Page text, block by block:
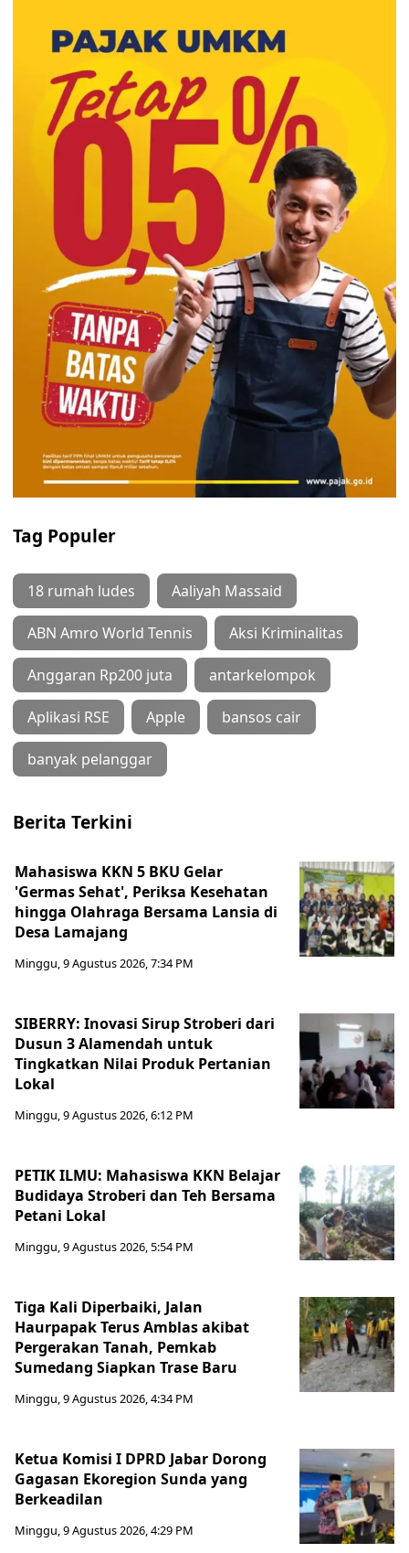
Tag Populer
18 rumah ludes Aaliyah Massaid
ABN Amro World Tennis Aksi Kriminalitas
Anggaran Rp200 juta antarkelompok
Aplikasi RSE Apple bansos cair
banyak pelanggar
Berita Terkini
Mahasiswa KKN 5 BKU Gelar
'Germas Sehat', Periksa Kesehatan
hingga Olahraga Bersama Lansia di
Desa Lamajang
Minggu, 9 Agustus 2026, 7:34 PM
SIBERRY: Inovasi Sirup Stroberi dari
Dusun 3 Alamendah untuk
Tingkatkan Nilai Produk Pertanian
Lokal
Minggu, 9 Agustus 2026, 6:12 PM
PETIK ILMU: Mahasiswa KKN Belajar
Budidaya Stroberi dan Teh Bersama
Petani Lokal
Minggu, 9 Agustus 2026, 5:54 PM
Tiga Kali Diperbaiki, Jalan
Haurpapak Terus Amblas akibat
Pergerakan Tanah, Pemkab
Sumedang Siapkan Trase Baru
Minggu, 9 Agustus 2026, 4:34 PM
Ketua Komisi I DPRD Jabar Dorong
Gagasan Ekoregion Sunda yang
Berkeadilan
Minggu, 9 Agustus 2026, 4:29 PM